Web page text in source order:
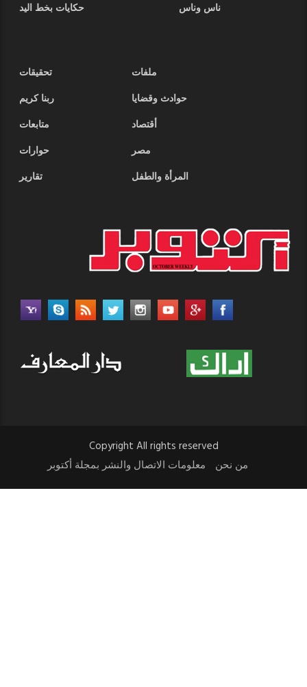
ناس وناس
حكايات بخط اليد
ملفات
تحقيقات
حوادث وقضايا
ربنا كريم
أقتصاد
متابعات
مصر
حوارات
المرأة والطفل
تقارير
Copyright All rights reserved
من نحن
معلومات الاتصال والنشر بمجلة أكتوبر